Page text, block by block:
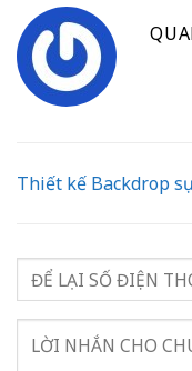
Thiết kế Backdrop